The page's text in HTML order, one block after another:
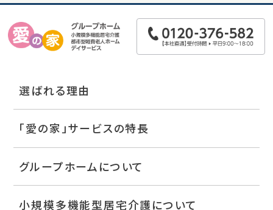
選ばれる理由
「愛の家」サービスの特長
グループホームについて
小規模多機能型居宅介護について